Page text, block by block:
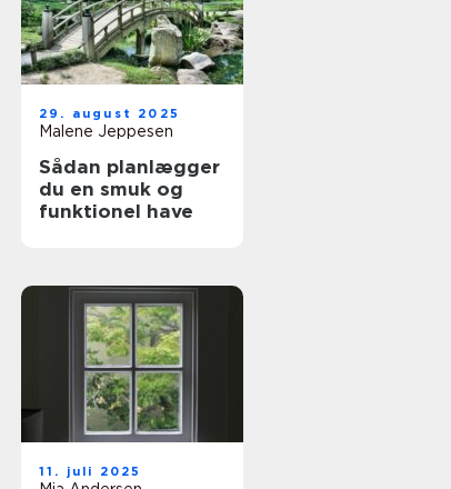
29. august 2025
Malene Jeppesen
Sådan planlægger
du en smuk og
funktionel have
11. juli 2025